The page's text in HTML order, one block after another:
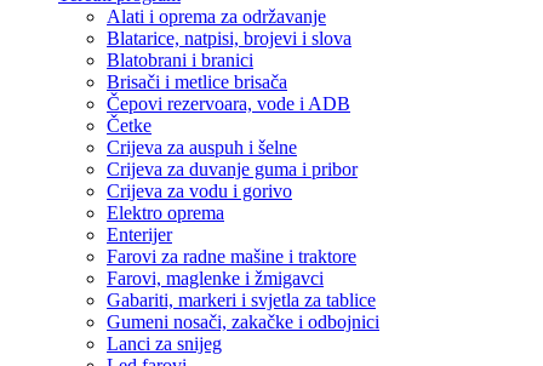
Alati i oprema za održavanje
Blatarice, natpisi, brojevi i slova
Blatobrani i branici
Brisači i metlice brisača
Čepovi rezervoara, vode i ADB
Četke
Crijeva za auspuh i šelne
Crijeva za duvanje guma i pribor
Crijeva za vodu i gorivo
Elektro oprema
Enterijer
Farovi za radne mašine i traktore
Farovi, maglenke i žmigavci
Gabariti, markeri i svjetla za tablice
Gumeni nosači, zakačke i odbojnici
Lanci za snijeg